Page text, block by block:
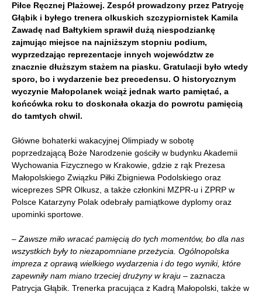
Piłce Ręcznej Plażowej. Zespół prowadzony przez Patrycję
Głąbik i byłego trenera olkuskich szczypiornistek Kamila
Zawadę nad Bałtykiem sprawił dużą niespodziankę
zajmując miejsce na najniższym stopniu podium,
wyprzedzając reprezentacje innych województw ze
znacznie dłuższym stażem na piasku. Gratulacji było wtedy
sporo, bo i wydarzenie bez precedensu. O historycznym
wyczynie Małopolanek wciąż jednak warto pamiętać, a
końcówka roku to doskonała okazja do powrotu pamięcią
do tamtych chwil.
Główne bohaterki wakacyjnej Olimpiady w sobotę
poprzedzającą Boże Narodzenie gościły w budynku Akademii
Wychowania Fizycznego w Krakowie, gdzie z rąk Prezesa
Małopolskiego Związku Piłki Zbigniewa Podolskiego oraz
wiceprezes SPR Olkusz, a także członkini MZPR-u i ZPRP w
Polsce Katarzyny Polak odebrały pamiątkowe dyplomy oraz
upominki sportowe.
– Zawsze miło wracać pamięcią do tych momentów, bo dla nas
wszystkich były to niezapomniane przeżycia. Ogólnopolska
impreza z oprawą wielkiego wydarzenia i do tego wyniki, które
zapewniły nam miano trzeciej drużyny w kraju – zaznacza
Patrycja Głąbik. Trenerka pracująca z Kadrą Małopolski, także w